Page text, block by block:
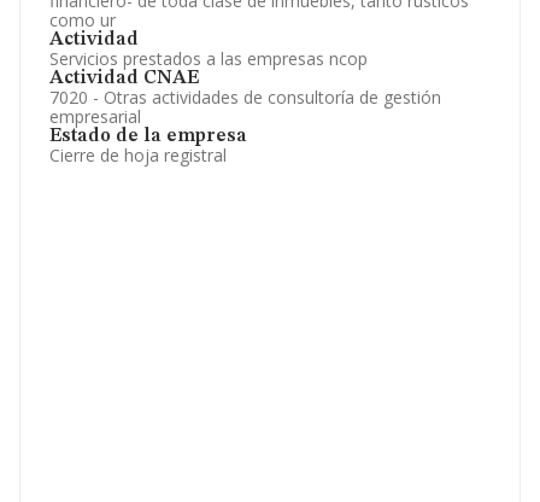
como ur
Actividad
Servicios prestados a las empresas ncop
Actividad CNAE
7020 - Otras actividades de consultoría de gestión
empresarial
Estado de la empresa
Cierre de hoja registral